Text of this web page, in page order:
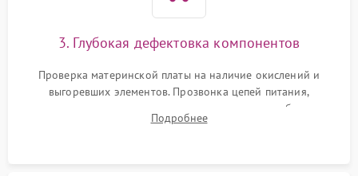
3. Глубокая дефектовка компонентов
Проверка материнской платы на наличие окислений и
выгоревших элементов. Прозвонка цепей питания,
тестирование приводных моторов колес и турбины
всасывания. Оценка состояния оптических и инфракрасных
Подробнее